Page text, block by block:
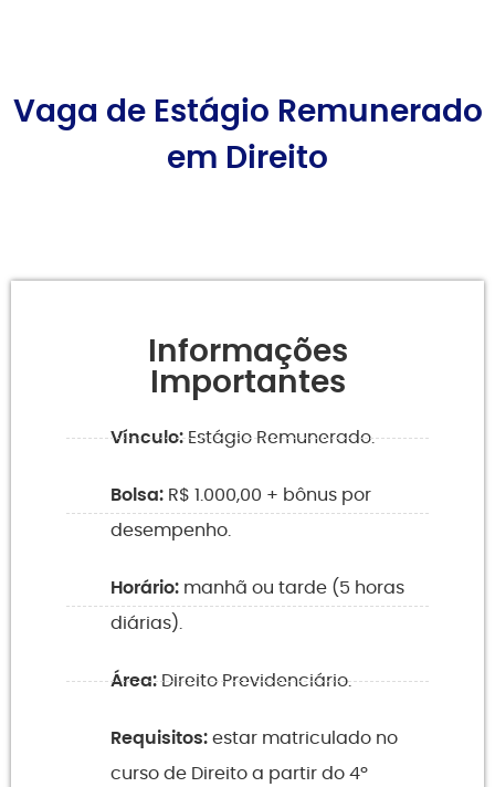
Vaga de Estágio Remunerado
em Direito
Informações
Importantes
Vínculo:Estágio Remunerado.
Bolsa: R$ 1.000,00 + bônus por
desempenho.
Horário: manhã ou tarde (5 horas
diárias).
Área:Direito Previdenciário.
Requisitos:estar matriculado no
curso de Direito a partir do 4º